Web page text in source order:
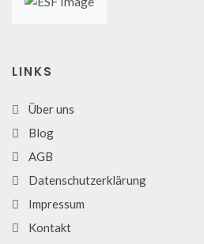
LINKS
Über uns
Blog
AGB
Datenschutzerklärung
Impressum
Kontakt